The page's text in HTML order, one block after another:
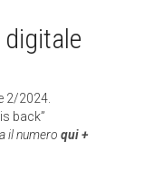
2/2024.
back”
il numero qui +